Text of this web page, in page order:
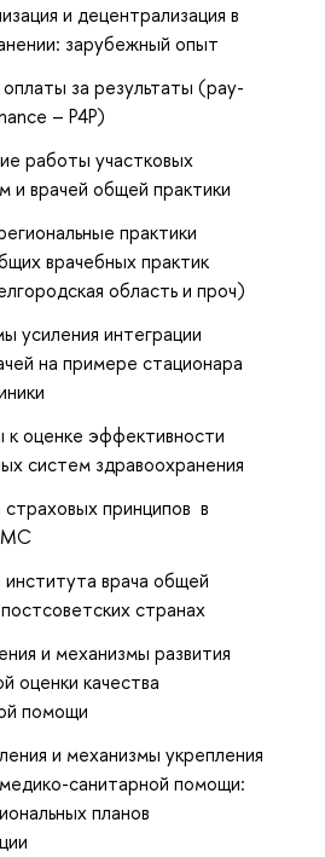
и децентрализация в
зарубежный опыт
за результаты (pay-
– P4P)
работы участковых
и врачей общей практики
практики
врачебных практик
область и проч)
усиления интеграции
на примере стационара
оценке эффективности
систем здравоохранения
страховых принципов в
института врача общей
странах
и механизмы развития
оценки качества
помощи
и механизмы укрепления
санитарной помощи:
планов